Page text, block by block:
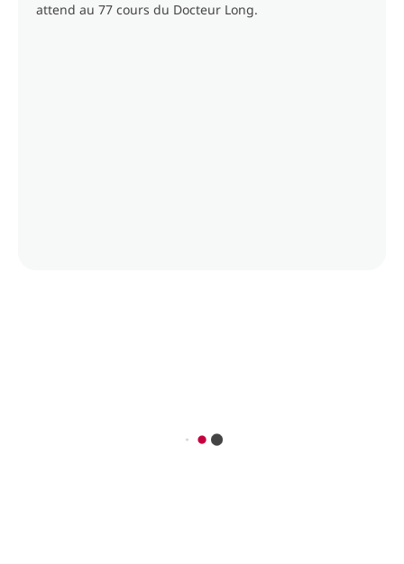
attend au 77 cours du Docteur Long.